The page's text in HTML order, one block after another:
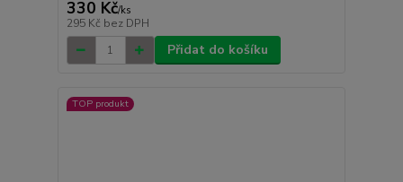
330 Kč/ks
295 Kč bez DPH
Přidat do košíku
TOP produkt